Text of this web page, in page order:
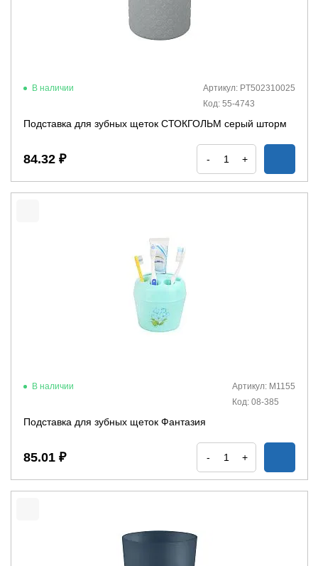
В наличии
Артикул: PT502310025
Код: 55-4743
Подставка для зубных щеток СТОКГОЛЬМ серый шторм
84.32 ₽ - +
В наличии
Артикул: М1155
Код: 08-385
Подставка для зубных щеток Фантазия
85.01 ₽ - +